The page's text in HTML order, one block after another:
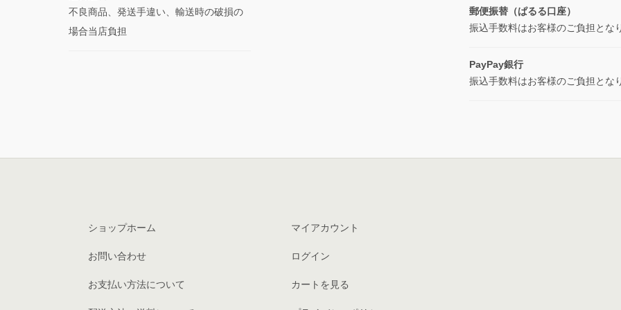
不良商品、発送手違い、輸送時の破損の
場合当店負担
郵便振替（ぱるる口座）
振込手数料はお客様のご負担とな
PayPay銀行
振込手数料はお客様のご負担とな
ショップホーム
お問い合わせ
お支払い方法について
マイアカウント
ログイン
カートを見る